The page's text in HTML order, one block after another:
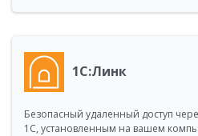
1С:Линк
Безопасный удаленный доступ
1С, установленным на вашем